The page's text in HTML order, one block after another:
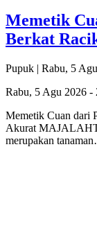
Memetik
Berkat
Pupuk | Rabu, 5
Rabu, 5 Agu 2026 -
Memetik Cuan dari
Akurat
merupakan